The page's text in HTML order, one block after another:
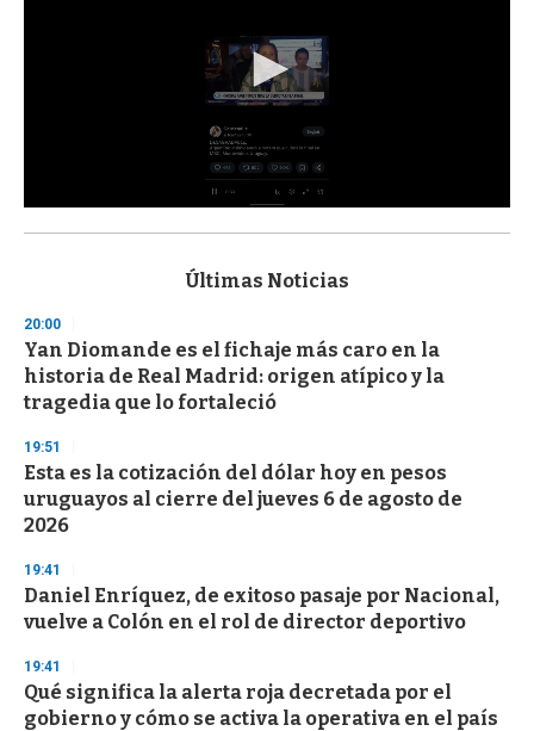
s
d
s
o
f
3
s
e
c
o
n
Últimas Noticias
20:00
Yan Diomande es el fichaje más caro en la
historia de Real Madrid: origen atípico y la
tragedia que lo fortaleció
19:51
Esta es la cotización del dólar hoy en pesos
uruguayos al cierre del jueves 6 de agosto de
2026
19:41
Daniel Enríquez, de exitoso pasaje por Nacional,
vuelve a Colón en el rol de director deportivo
19:41
Qué significa la alerta roja decretada por el
gobierno y cómo se activa la operativa en el país